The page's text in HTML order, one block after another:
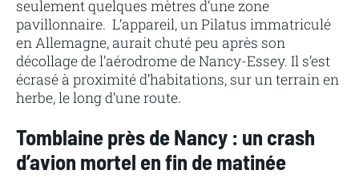
seulement quelques mètres d’une zone
pavillonnaire. L’appareil, un Pilatus immatriculé
en Allemagne, aurait chuté peu après son
décollage de l’aérodrome de Nancy-Essey. Il s’est
écrasé à proximité d’habitations, sur un terrain en
herbe, le long d’une route.
Tomblaine près de Nancy : un crash
d’avion mortel en fin de matinée